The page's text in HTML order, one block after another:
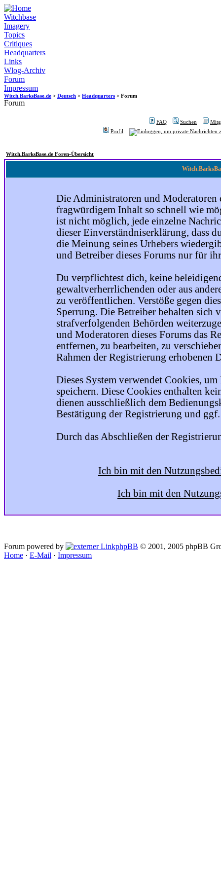
Witchbase
Imagery
Topics
Critiques
Headquarters
Links
Wlog-Archiv
Forum
Impressum
Witch.BarksBase.de > Deutsch > Headquarters > Forum
Forum
FAQ Suchen
Profil
Witch.BarksBase.de Foren-Übersicht
Die Administratoren und Moderatoren
fragwürdigem Inhalt so schnell wie
ist nicht möglich, jede einzelne
dieser Einverständniserklärung, dass
die Meinung seines Urhebers
und Betreiber dieses Forums nur für
Du verpflichtest dich, keine
gewaltverherrlichenden oder aus
zu veröffentlichen. Verstöße gegen
Sperrung. Die Betreiber behalten sich
strafverfolgenden Behörden
und Moderatoren dieses Forums das
entfernen, zu bearbeiten, zu
Rahmen der Registrierung erhobenen
Dieses System verwendet Cookies,
speichern. Diese Cookies enthalten
dienen ausschließlich dem
Bestätigung der Registrierung und ggf.
Durch das Abschließen der
Ich bin mit den
Ich bin mit den
Forum powered by phpBB © 2001, 2005 phpBB
Home · E-Mail · Impressum